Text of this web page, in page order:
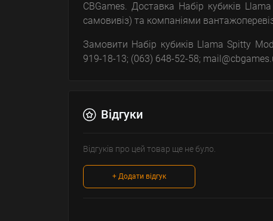
CBGames. Доставка Набір кубиків
самовивіз) та компаніями
Замовити Набір кубиків Llama Spitty
919-18-13; (063) 648-52-58;
Відгуки
Відгуків про цей товар ще не було.
+ Додати відгук